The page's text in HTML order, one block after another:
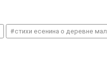
стихи есенина о деревне